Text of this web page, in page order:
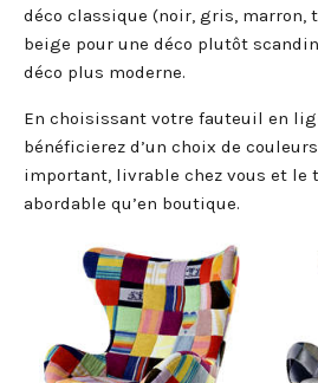
déco classique (noir, gris, marron,
beige pour une déco plutôt
déco plus moderne.
En choisissant votre fauteuil en
bénéficierez d’un choix de
important, livrable chez vous et le
abordable qu’en boutique.